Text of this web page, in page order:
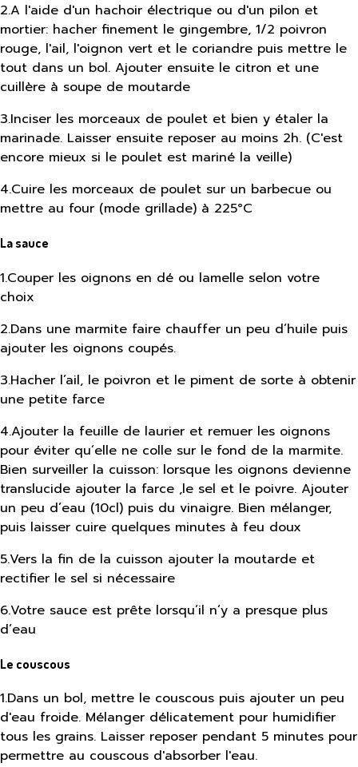
2.A l'aide d'un hachoir électrique ou d'un pilon et
mortier: hacher finement le gingembre, 1/2 poivron
rouge, l'ail, l'oignon vert et le coriandre puis mettre le
tout dans un bol. Ajouter ensuite le citron et une
cuillère à soupe de moutarde
3.Inciser les morceaux de poulet et bien y étaler la
marinade. Laisser ensuite reposer au moins 2h. (C'est
encore mieux si le poulet est mariné la veille)
4.Cuire les morceaux de poulet sur un barbecue ou
mettre au four (mode grillade) à 225°C
La sauce
1.Couper les oignons en dé ou lamelle selon votre
choix
2.Dans une marmite faire chauffer un peu d’huile puis
ajouter les oignons coupés.
3.Hacher l’ail, le poivron et le piment de sorte à obtenir
une petite farce
4.Ajouter la feuille de laurier et remuer les oignons
pour éviter qu’elle ne colle sur le fond de la marmite.
Bien surveiller la cuisson: lorsque les oignons devienne
translucide ajouter la farce ,le sel et le poivre. Ajouter
un peu d’eau (10cl) puis du vinaigre. Bien mélanger,
puis laisser cuire quelques minutes à feu doux
5.Vers la fin de la cuisson ajouter la moutarde et
rectifier le sel si nécessaire
6.Votre sauce est prête lorsqu’il n’y a presque plus
d’eau
Le couscous
1.Dans un bol, mettre le couscous puis ajouter un peu
d'eau froide. Mélanger délicatement pour humidifier
tous les grains. Laisser reposer pendant 5 minutes pour
permettre au couscous d'absorber l'eau.